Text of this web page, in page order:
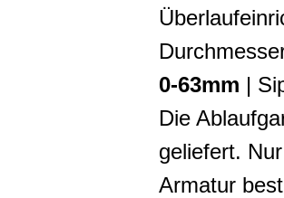
0-63mm |
Die
geliefert.
Armatur